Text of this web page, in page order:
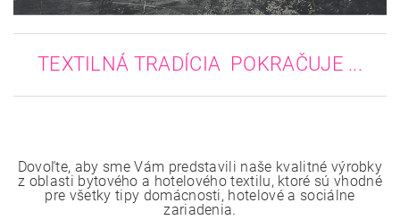
TEXTILNÁ TRADÍCIA POKRAČUJE ...
Dovoľte, aby sme Vám predstavili naše kvalitné výrobky
z oblasti bytového a hotelového textilu, ktoré sú vhodné
pre všetky tipy domácnosti, hotelové a sociálne
zariadenia.